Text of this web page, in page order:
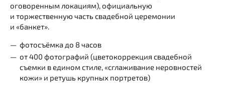
оговоренным локациям), официальную
и торжественную часть свадебной церемонии
и «банкет».
фотосъёмка до 8 часов
от 400 фотографий (цветокоррекция свадебной
съемки в едином стиле, «сглаживание неровностей
кожи» и ретушь крупных портретов)